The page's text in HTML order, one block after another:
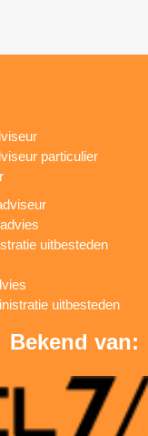
particulier
uitbesteden
uitbesteden
Bekend van: